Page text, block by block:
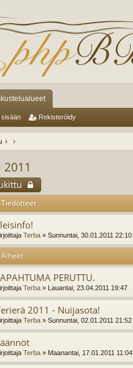
sisään Rekisteröidy
Tiedotteet
Terba » Sunnuntai, 30.01.2011 22:10
Aiheet
PERUTTU.
Terba » Lauantai, 23.04.2011 19:47
2011 - Nuijasota!
Terba » Sunnuntai, 02.01.2011 21:52
Terba » Maanantai, 17.01.2011 11:04